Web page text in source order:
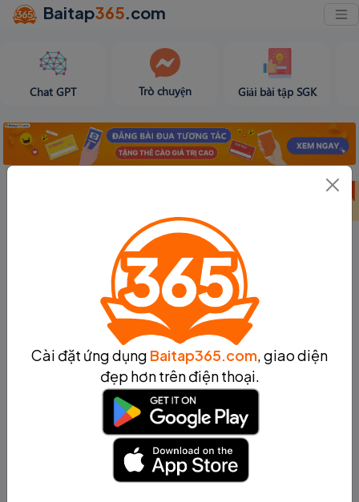
Baitap365.com
Chat GPT Trò chuyện Giải bài tập SGK
Bảng thành tích
Cài đặt ứng dụng Baitap365.com, giao diện
đẹp hơn trên điện thoại.